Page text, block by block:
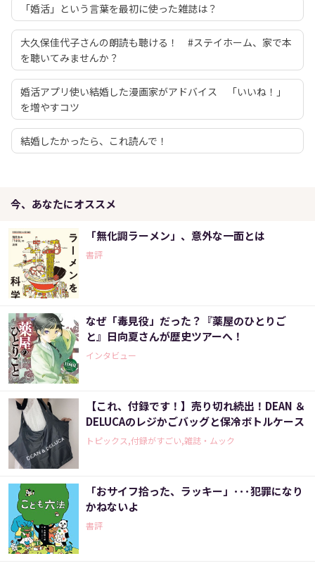
「婚活」という言葉を最初に使った雑誌は？
大久保佳代子さんの朗読も聴ける！ #ステイホーム、家で本
を聴いてみませんか？
婚活アプリ使い結婚した漫画家がアドバイス 「いいね！」
を増やすコツ
結婚したかったら、これ読んで！
今、あなたにオススメ
「無化調ラーメン」、意外な一面とは
書評
なぜ「毒見役」だった？『薬屋のひとりご
と』日向夏さんが歴史ツアーへ！
インタビュー
【これ、付録です！】売り切れ続出！DEAN ＆
DELUCAのレジかごバッグと保冷ボトルケース
トピックス,付録がすごい,雑誌・ムック
「おサイフ拾った、ラッキー」･･･犯罪になり
かねないよ
書評